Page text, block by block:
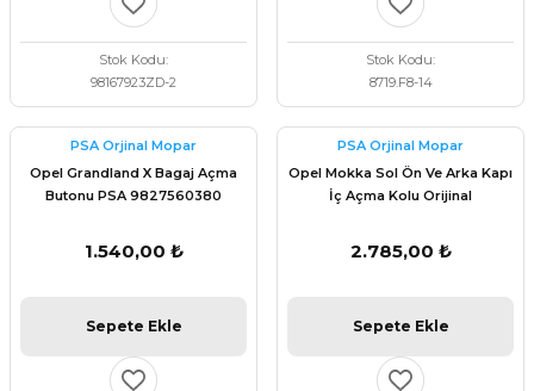
Stok Kodu
98167923ZD-2
Stok Kodu
8719.F8-14
PSA Orjinal Mopar
Opel Grandland X Bagaj Açma
Butonu PSA 9827560380
1.540,00 ₺
Sepete Ekle
PSA Orjinal Mopar
Opel Mokka Sol Ön Ve Arka Kapı
İç Açma Kolu Orijinal
2.785,00 ₺
Sepete Ekle